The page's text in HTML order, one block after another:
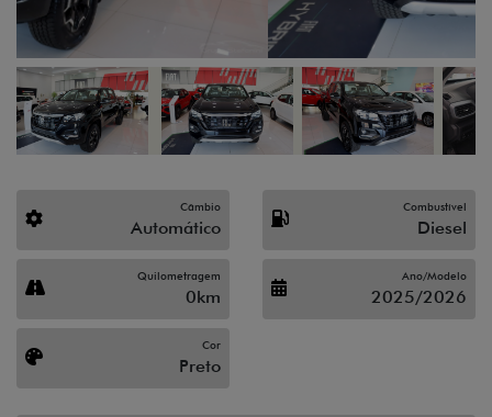
Câmbio
Automático
Combustível
Diesel
Quilometragem
0km
Ano/Modelo
2025/2026
Cor
Preto